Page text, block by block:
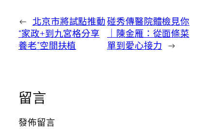
← 北京市將試點推動
“家政+到九宮格分享
養老”空間扶植
碰秀傳醫院體檢見你
｜陳金雁：從面條菜
單到愛心接力 →
留言
發佈留言